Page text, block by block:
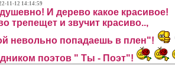
11-12 14:14:59
И дерево какое красивое!
трепещет и звучит красиво..,
невольно попадаешь в плен"!
поэтов " Ты - Поэт"!